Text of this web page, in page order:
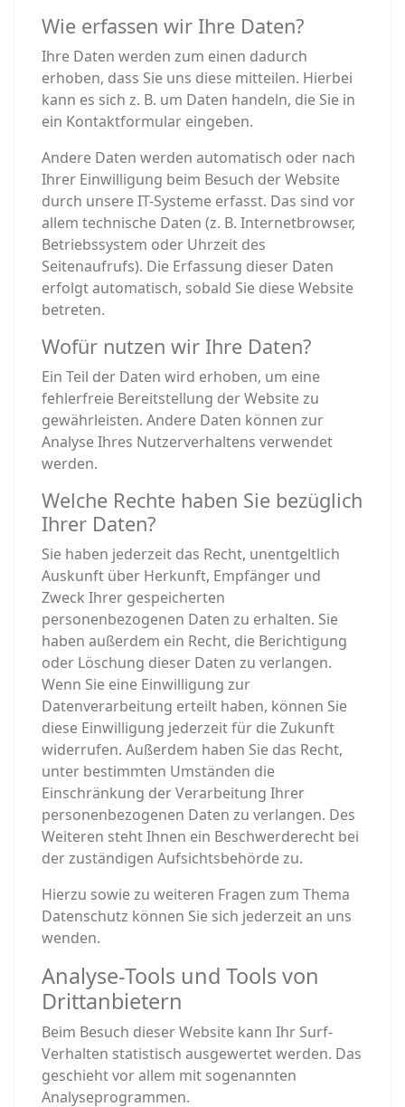
Wie erfassen wir Ihre Daten?
Ihre Daten werden zum einen dadurch
erhoben, dass Sie uns diese mitteilen. Hierbei
kann es sich z. B. um Daten handeln, die Sie in
ein Kontaktformular eingeben.
Andere Daten werden automatisch oder nach
Ihrer Einwilligung beim Besuch der Website
durch unsere IT-Systeme erfasst. Das sind vor
allem technische Daten (z. B. Internetbrowser,
Betriebssystem oder Uhrzeit des
Seitenaufrufs). Die Erfassung dieser Daten
erfolgt automatisch, sobald Sie diese Website
betreten.
Wofür nutzen wir Ihre Daten?
Ein Teil der Daten wird erhoben, um eine
fehlerfreie Bereitstellung der Website zu
gewährleisten. Andere Daten können zur
Analyse Ihres Nutzerverhaltens verwendet
werden.
Welche Rechte haben Sie bezüglich
Ihrer Daten?
Sie haben jederzeit das Recht, unentgeltlich
Auskunft über Herkunft, Empfänger und
Zweck Ihrer gespeicherten
personenbezogenen Daten zu erhalten. Sie
haben außerdem ein Recht, die Berichtigung
oder Löschung dieser Daten zu verlangen.
Wenn Sie eine Einwilligung zur
Datenverarbeitung erteilt haben, können Sie
diese Einwilligung jederzeit für die Zukunft
widerrufen. Außerdem haben Sie das Recht,
unter bestimmten Umständen die
Einschränkung der Verarbeitung Ihrer
personenbezogenen Daten zu verlangen. Des
Weiteren steht Ihnen ein Beschwerderecht bei
der zuständigen Aufsichtsbehörde zu.
Hierzu sowie zu weiteren Fragen zum Thema
Datenschutz können Sie sich jederzeit an uns
wenden.
Analyse-Tools und Tools von
Dritt­anbietern
Beim Besuch dieser Website kann Ihr Surf-
Verhalten statistisch ausgewertet werden. Das
geschieht vor allem mit sogenannten
Analyseprogrammen.